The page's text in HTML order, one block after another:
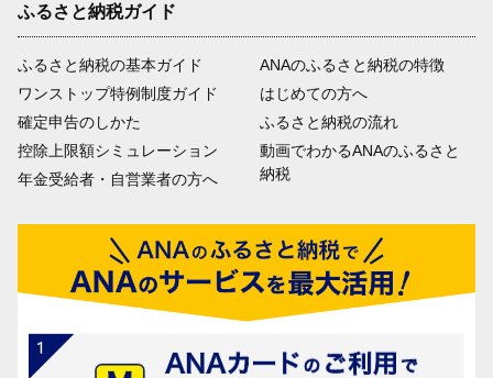
ふるさと納税ガイド
ふるさと納税の基本ガイド
ワンストップ特例制度ガイド
確定申告のしかた
控除上限額シミュレーション
年金受給者・自営業者の方へ
ANAのふるさと納税の特徴
はじめての方へ
ふるさと納税の流れ
動画でわかるANAのふるさと
納税